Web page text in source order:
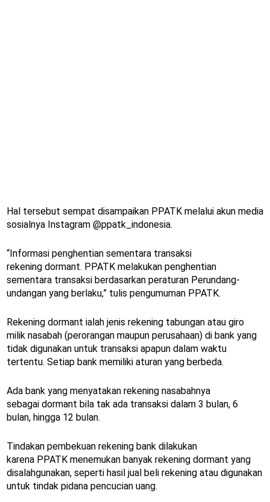
Hal tersebut sempat disampaikan PPATK melalui akun media
sosialnya Instagram @ppatk_indonesia.
“Informasi penghentian sementara transaksi
rekening dormant. PPATK melakukan penghentian
sementara transaksi berdasarkan peraturan Perundang-
undangan yang berlaku,” tulis pengumuman PPATK.
Rekening dormant ialah jenis rekening tabungan atau giro
milik nasabah (perorangan maupun perusahaan) di bank yang
tidak digunakan untuk transaksi apapun dalam waktu
tertentu. Setiap bank memiliki aturan yang berbeda.
Ada bank yang menyatakan rekening nasabahnya
sebagai dormant bila tak ada transaksi dalam 3 bulan, 6
bulan, hingga 12 bulan.
Tindakan pembekuan rekening bank dilakukan
karena PPATK menemukan banyak rekening dormant yang
disalahgunakan, seperti hasil jual beli rekening atau digunakan
untuk tindak pidana pencucian uang.